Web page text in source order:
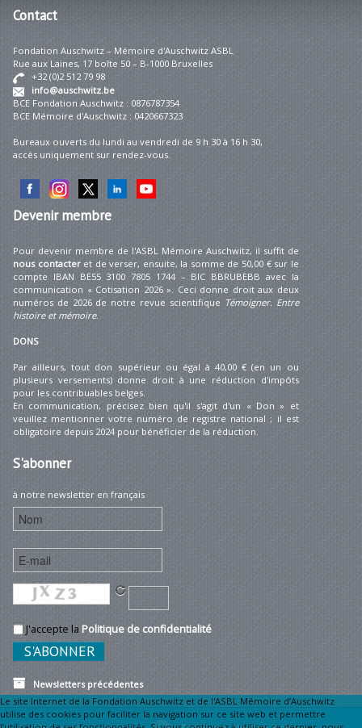
Contact
Fondation Auschwitz – Mémoire d'Auschwitz ASBL
Rue aux Laines, 17 boîte 50 – B-1000 Bruxelles
+32 (0)2 512 79 98
info@auschwitz.be
BCE Fondation Auschwitz : 0876787354
BCE Mémoire d'Auschwitz : 0420667323
Bureaux ouverts du lundi au vendredi de 9 h 30 à 16 h 30,
accès uniquement sur rendez-vous.
Devenirmembre
Pour devenir membre de l'ASBL Mémoire Auschwitz, il suffit de
nous contacteret de verser, ensuite, la somme de 50,00 € sur le
compte IBAN BE55 3100 7805 1744 – BIC BBRUBEBB avec la
communication « Cotisation 2026 ». Ceci donne droit aux deux
numéros de 2026 de notre revue scientifique Témoigner. Entre
histoire et mémoire.
DONS
Par ailleurs, tout don supérieur ou égal à 40,00 € (en un ou
plusieurs versements) donne droit à une réduction d'impôts
pour les contribuables belges.
En communication, précisez bien qu'il s'agit d'un « Don » et
veuillez mentionner votre numéro de registre national ; il est
obligatoire depuis 2024 pour bénéficier de la réduction.
S'abonner
à notre newsletter en français
J'accepte la Politique de confidentialité
Newsletters précédentes
Le site Internet de la Fondation Auschwitz et de l'ASBL Mémoire d’Auschwitz
utilise des cookies pour faciliter la navigation sur ce site web et permettre